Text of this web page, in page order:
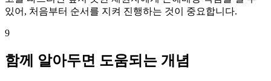
있어, 처음부터 순서를 지켜 진행하는 것이 중요합니다.
9
함께 알아두면 도움되는 개념